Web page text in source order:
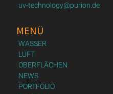
uv-technology@purion.de
MENÜ
WASSER
LUFT
OBERFLÄCHEN
NEWS
PORTFOLIO